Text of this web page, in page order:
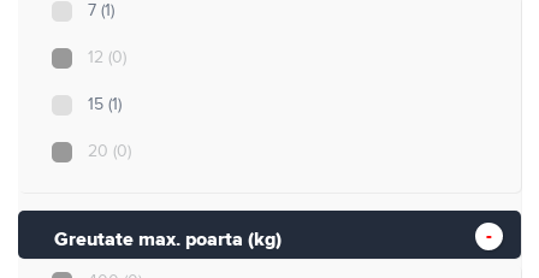
7 (1)
12 (0)
15 (1)
20 (0)
Greutate max. poarta (kg)